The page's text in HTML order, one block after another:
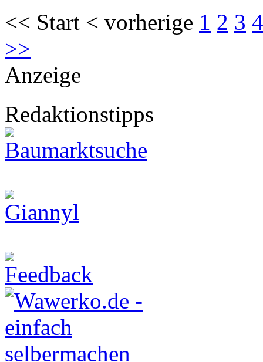
<< Start < vorherige 1 2 3 4
>>
Anzeige
Redaktionstipps